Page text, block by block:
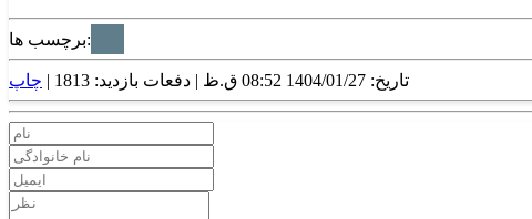
برچسب ها:
تاریخ: 1404/01/27 08:52 ق.ظ | دفعات بازدید: 1813 | چاپ